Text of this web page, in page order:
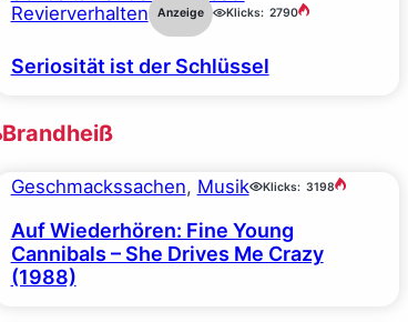
Revierverhalten Anzeige Klicks: 2790
Seriosität ist der Schlüssel
Brandheiß
Geschmackssachen, Musik Klicks: 3198
Auf Wiederhören: Fine Young
Cannibals – She Drives Me Crazy
(1988)